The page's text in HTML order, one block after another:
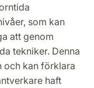
som kan
att genom
tekniker. Denna
och kan förklara
haft